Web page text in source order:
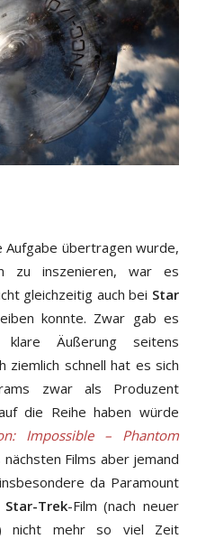
Aufgabe übertragen wurde,
zu inszenieren, war es
gleichzeitig auch bei Star
konnte. Zwar gab es
klare Äußerung seitens
ziemlich schnell hat es sich
zwar als Produzent
die Reihe haben würde
Impossible – Phantom
Films aber jemand
da Paramount
Star-Trek-Film (nach neuer
nicht mehr so viel Zeit